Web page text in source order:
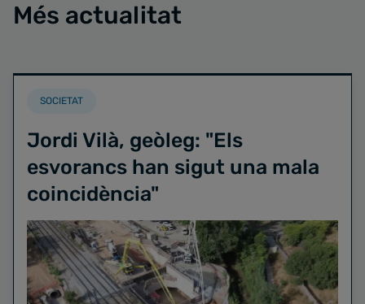
Més actualitat
SOCIETAT
Jordi Vilà, geòleg: "Els
esvorancs han sigut una mala
coincidència"